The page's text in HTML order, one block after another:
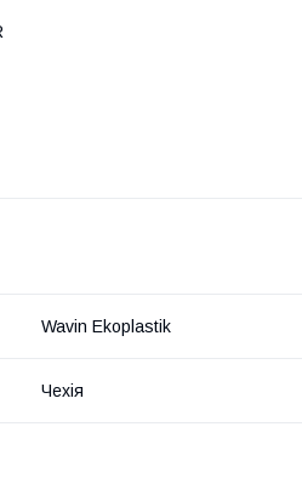
Wavin Ekoplastik
Чехія